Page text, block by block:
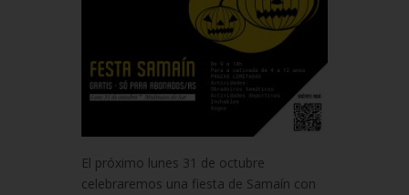
El próximo lunes 31 de octubre
celebraremos una fiesta de Samaín con